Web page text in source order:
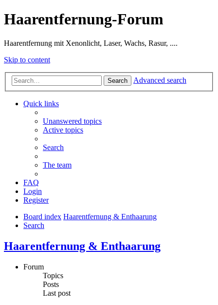
Haarentfernung-Forum
Haarentfernung mit Xenonlicht, Laser, Wachs, Rasur, ....
Skip to content
Search Advanced search
Quick links
Unanswered topics
Active topics
Search
The team
FAQ
Login
Register
Board index Haarentfernung & Enthaarung
Search
Haarentfernung & Enthaarung
Forum
Topics
Posts
Last post